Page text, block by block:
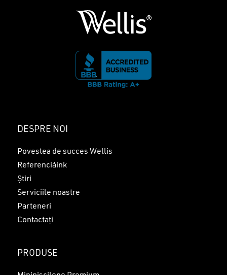
DESPRE NOI
Povestea de succes Wellis
Referenciáink
Știri
Serviciile noastre
Parteneri
Contactați
PRODUSE